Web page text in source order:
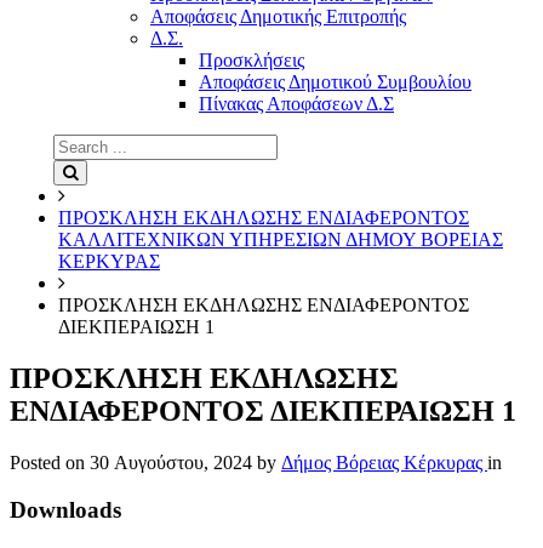
Αποφάσεις Δημοτικής Επιτροπής
Δ.Σ.
Προσκλήσεις
Αποφάσεις Δημοτικού Συμβουλίου
Πίνακας Αποφάσεων Δ.Σ
Search
for:
ΠΡΟΣΚΛΗΣΗ ΕΚΔΗΛΩΣΗΣ ΕΝΔΙΑΦΕΡΟΝΤΟΣ
ΚΑΛΛΙΤΕΧΝΙΚΩΝ ΥΠΗΡΕΣΙΩΝ ΔΗΜΟΥ ΒΟΡΕΙΑΣ
ΚΕΡΚΥΡΑΣ
ΠΡΟΣΚΛΗΣΗ ΕΚΔΗΛΩΣΗΣ ΕΝΔΙΑΦΕΡΟΝΤΟΣ
ΔΙΕΚΠΕΡΑΙΩΣΗ 1
ΠΡΟΣΚΛΗΣΗ ΕΚΔΗΛΩΣΗΣ
ΕΝΔΙΑΦΕΡΟΝΤΟΣ ΔΙΕΚΠΕΡΑΙΩΣΗ 1
Posted on 30 Αυγούστου, 2024 by Δήμος Βόρειας Κέρκυρας in
Downloads